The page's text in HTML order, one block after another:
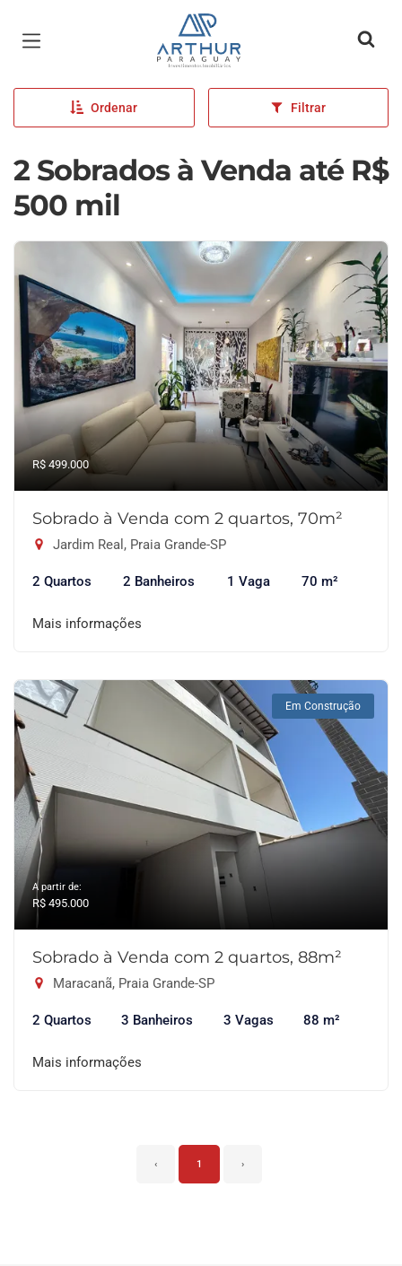
Página inicial
Ordenar Filtrar
2 Sobrados à Venda até R$
500 mil
R$ 499.000
Sobrado à Venda com 2 quartos, 70m²
Jardim Real, Praia Grande-SP
2 Quartos 2 Banheiros 1 Vaga 70 m²
Mais informações
Em Construção
A partir de:
R$ 495.000
Sobrado à Venda com 2 quartos, 88m²
Maracanã, Praia Grande-SP
2 Quartos 3 Banheiros 3 Vagas 88 m²
Mais informações
‹ 1 ›